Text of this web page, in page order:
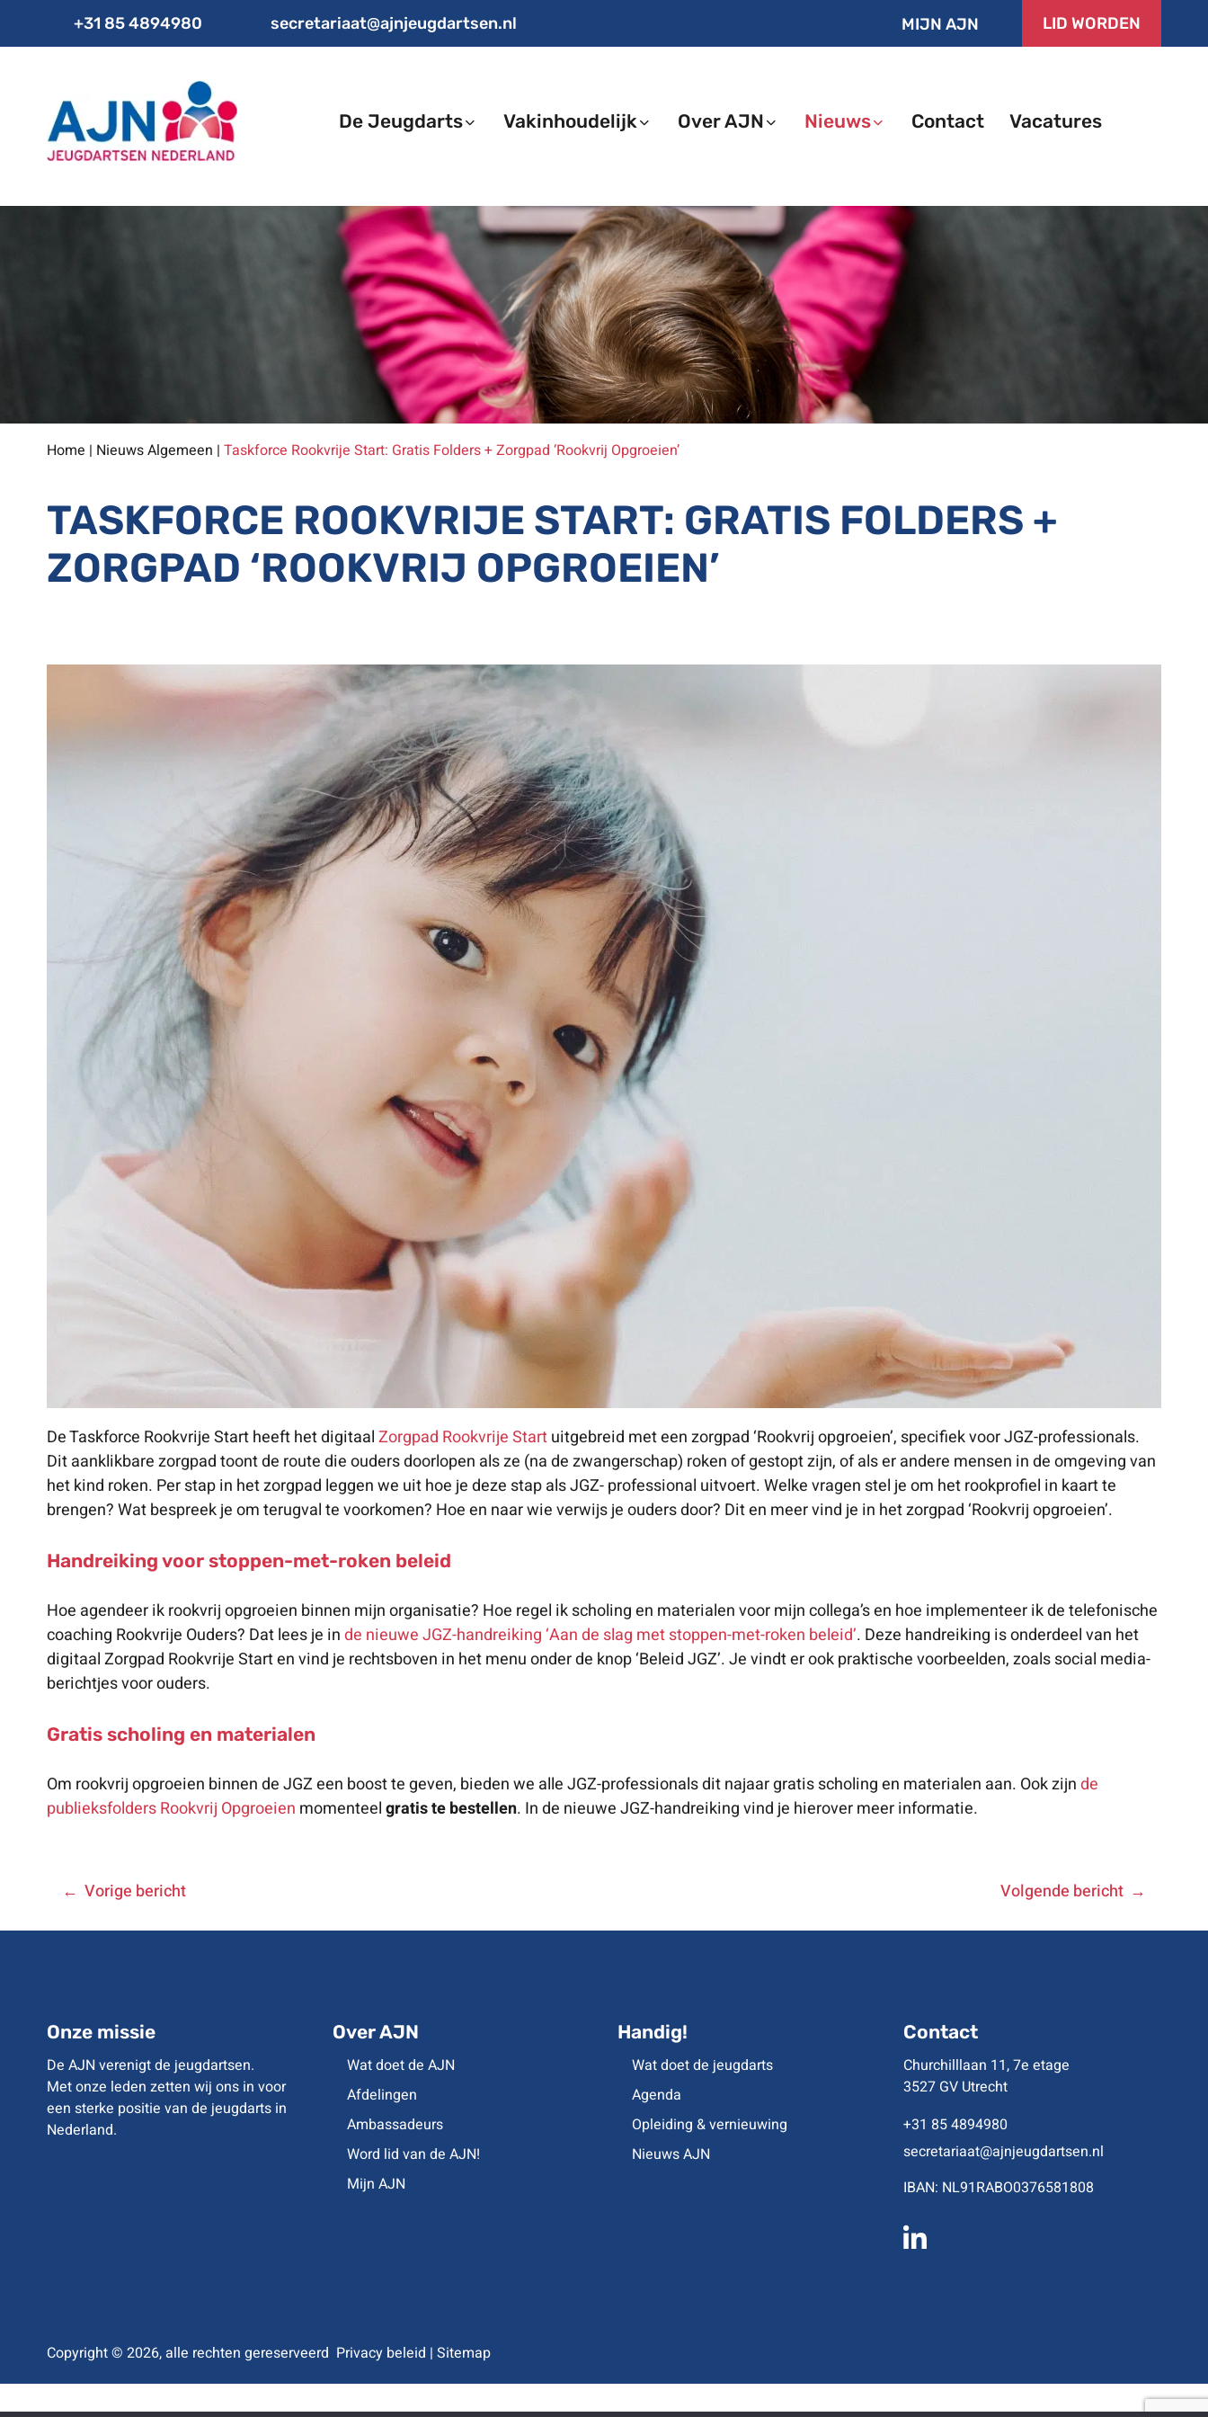
+31 85 4894980 secretariaat@ajnjeugdartsen.nl MIJN AJN LID WORDEN
De Jeugdarts Vakinhoudelijk Over AJN Nieuws Contact Vacatures
Home | Nieuws Algemeen | Taskforce Rookvrije Start: Gratis Folders + Zorgpad ‘Rookvrij Opgroeien’
TASKFORCE ROOKVRIJE START: GRATIS FOLDERS +
ZORGPAD ‘ROOKVRIJ OPGROEIEN’
De Taskforce Rookvrije Start heeft het digitaalZorgpad Rookvrije Startuitgebreid met een zorgpad ‘Rookvrij opgroeien’, specifiek voor JGZ-professionals.
Dit aanklikbare zorgpad toont de route die ouders doorlopen als ze (na de zwangerschap) roken of gestopt zijn, of als er andere mensen in de omgeving van
het kind roken. Per stap in het zorgpad leggen we uit hoe je deze stap als JGZ- professional uitvoert. Welke vragen stel je om het rookprofiel in kaart te
brengen? Wat bespreek je om terugval te voorkomen? Hoe en naar wie verwijs je ouders door? Dit en meer vind je in het zorgpad ‘Rookvrij opgroeien’.
Handreiking voor stoppen-met-roken beleid
Hoe agendeer ik rookvrij opgroeien binnen mijn organisatie? Hoe regel ik scholing en materialen voor mijn collega’s en hoe implementeer ik de telefonische
coaching Rookvrije Ouders? Dat lees je inde nieuwe JGZ-handreiking ‘Aan de slag met stoppen-met-roken beleid’. Deze handreiking is onderdeel van het
digitaal Zorgpad Rookvrije Start en vind je rechtsboven in het menu onder de knop ‘Beleid JGZ’. Je vindt er ook praktische voorbeelden, zoals social media-
berichtjes voor ouders.
Gratis scholing en materialen
Om rookvrij opgroeien binnen de JGZ een boost te geven, bieden we alle JGZ-professionals dit najaar gratis scholing en materialen aan. Ook zijnde
publieksfolders Rookvrij Opgroeien momenteelgratis te bestellen. In de nieuwe JGZ-handreiking vind je hierover meer informatie.
BERICHT
NAVIGATIE
Vorige bericht Volgende bericht
Onze missie
De AJN verenigt de jeugdartsen.
Met onze leden zetten wij ons in voor
een sterke positie van de jeugdarts in
Nederland.
Over AJN
Wat doet de AJN
Afdelingen
Ambassadeurs
Word lid van de AJN!
Mijn AJN
Handig!
Wat doet de jeugdarts
Agenda
Opleiding & vernieuwing
Nieuws AJN
Contact
Churchilllaan 11, 7e etage
3527 GV Utrecht
+31 85 4894980
secretariaat@ajnjeugdartsen.nl
IBAN: NL91RABO0376581808
Copyright © 2026, alle rechten gereserveerd Privacy beleid | Sitemap